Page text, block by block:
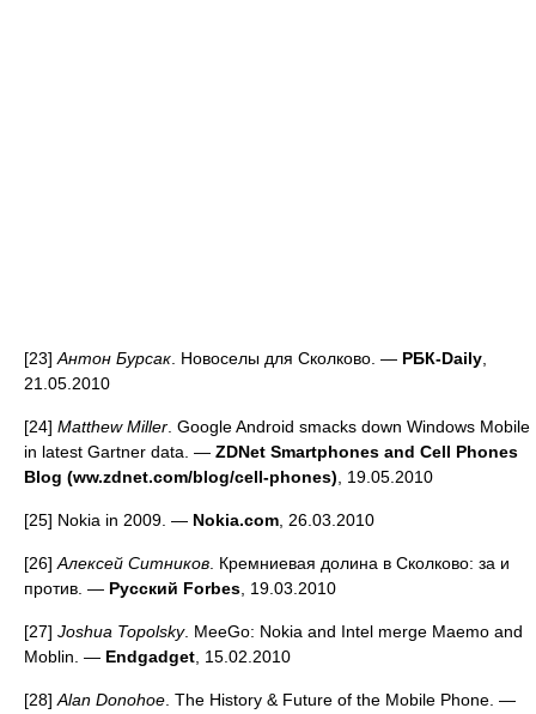
[23] Антон Бурсак . Новоселы для Сколково. — РБК-Daily
21.05.2010
[24] Matthew Miller . Google Android smacks down Windows Mobile
in latest Gartner data. — ZDNet Smartphones and Cell Phones
Blog (ww.zdnet.com/blog/cell-phones) , 19.05.2010
[25] Nokia in 2009. — Nokia.com , 26.03.2010
[26] Алексей Ситников . Кремниевая долина в Сколково: за и
против. — Русский Forbes , 19.03.2010
[27] Joshua Topolsky. MeeGo: Nokia and Intel merge Maemo and
Moblin. — Endgadget , 15.02.2010
[28] Alan Donohoe . The History & Future of the Mobile Phone. —